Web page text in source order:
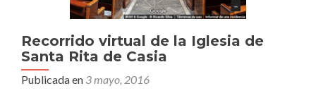
Recorrido virtual de la Iglesia de
Santa Rita de Casia
Publicada en 3 mayo, 2016